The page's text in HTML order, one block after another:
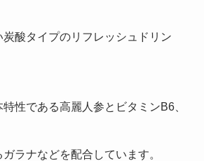
酸タイプのリフレッシュドリン
特性である高麗人参とビタミンB6、
ラナなどを配合しています。